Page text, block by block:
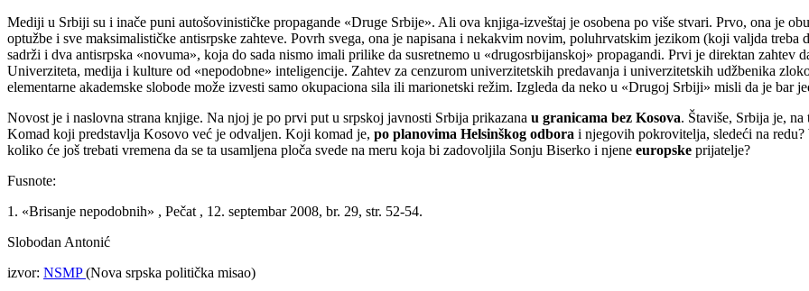
Mediji u Srbiji su i inače puni autošovinističke propagande «Druge Srbije». Ali ova knjiga-izveštaj je osobena po više stvari. Prvo, ona je
optužbe i sve maksimalističke antisrpske zahteve. Povrh svega, ona je napisana i nekakvim novim, poluhrvatskim jezikom (koji valjda
sadrži i dva antisrpska «novuma», koja do sada nismo imali prilike da susretnemo u «drugosrbijanskoj» propagandi. Prvi je direktan zahtev
Univerziteta, medija i kulture od «nepodobne» inteligencije. Zahtev za cenzurom univerzitetskih predavanja i univerzitetskih udžbenika
elementarne akademske slobode može izvesti samo okupaciona sila ili marionetski režim. Izgleda da neko u «Drugoj Srbiji» misli da je bar
Novost je i naslovna strana knjige. Na njoj je po prvi put u srpskoj javnosti Srbija prikazana u granicama bez Kosova. Štaviše, Srbija je,
Komad koji predstavlja Kosovo već je odvaljen. Koji komad je, po planovima Helsinškog odbora i njegovih pokrovitelja, sledeći na redu?
koliko će još trebati vremena da se ta usamljena ploča svede na meru koja bi zadovoljila Sonju Biserko i njene europske prijatelje?
Fusnote:
1. «Brisanje nepodobnih» , Pečat , 12. septembar 2008, br. 29, str. 52-54.
Slobodan Antonić
izvor: NSMP(Nova srpska politička misao)